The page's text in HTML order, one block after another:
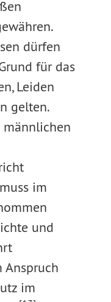
dürfen
für das
Leiden
gelten.
männlichen
im
und
Anspruch
im